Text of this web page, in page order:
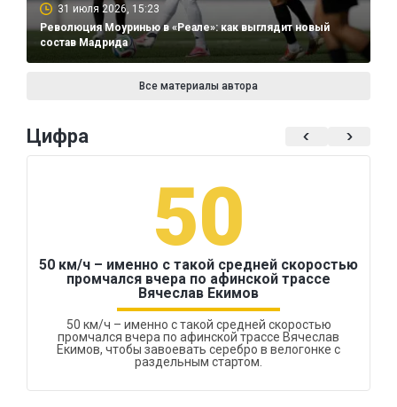
31 июля 2026, 15:23
Революция Моуринью в «Реале»: как выглядит новый
состав Мадрида
Все материалы автора
Цифра
50
50 км/ч – именно с такой средней скоростью
промчался вчера по афинской трассе
Вячеслав Екимов
50 км/ч – именно с такой средней скоростью
промчался вчера по афинской трассе Вячеслав
Екимов, чтобы завоевать серебро в велогонке с
раздельным стартом.